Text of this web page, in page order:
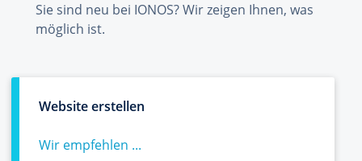
Sie sind neu bei IONOS? Wir zeigen Ihnen, was
möglich ist.
Website erstellen
Wir empfehlen ...